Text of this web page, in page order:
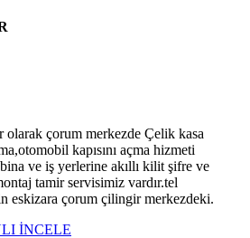
çorum merkezde Çelik kasa
kapısını açma hizmeti
ve iş yerlerine akıllı kilit şifre ve
tamir servisimiz vardır.tel
eskizara çorum çilingir merkezdeki.
İNCELE